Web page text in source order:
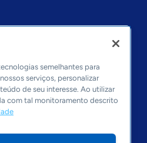
semelhantes para
serviços, personalizar
de seu interesse. Ao utilizar
com tal monitoramento descrito